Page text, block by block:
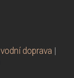
vodní doprava |